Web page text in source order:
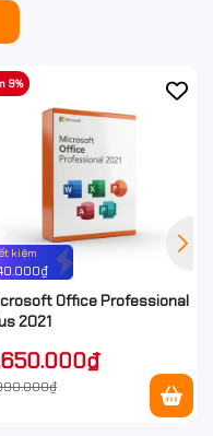
kiệm
9%
Office Professional
2021